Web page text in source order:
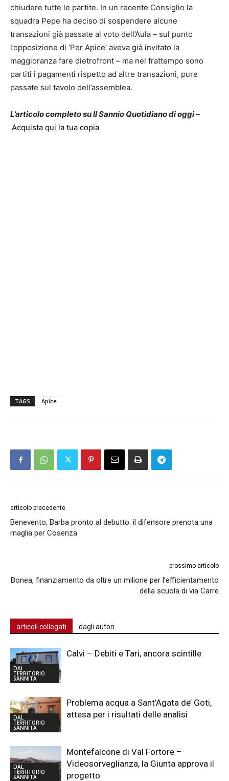
chiudere tutte le partite. In un recente Consiglio la
squadra Pepe ha deciso di sospendere alcune
transazioni già passate al voto dell’Aula – sul punto
l’opposizione di ‘Per Apice’ aveva già invitato la
maggioranza fare dietrofront – ma nel frattempo sono
partiti i pagamenti rispetto ad altre transazioni, pure
passate sul tavolo dell’assemblea.
L’articolo completo su Il Sannio Quotidiano di oggi –
Acquista qui la tua copia
TAGS Apice
articolo precedente
Benevento, Barba pronto al debutto: il difensore prenota una
maglia per Cosenza
prossimo articolo
Bonea, finanziamento da oltre un milione per l’efficientamento
della scuola di via Carre
articoli collegati dagli autori
DAL
TERRITORIO
SANNITA
Calvi – Debiti e Tari, ancora scintille
DAL
TERRITORIO
SANNITA
Problema acqua a Sant’Agata de’ Goti,
attesa per i risultati delle analisi
DAL
TERRITORIO
SANNITA
Montefalcone di Val Fortore –
Videosorveglianza, la Giunta approva il
progetto